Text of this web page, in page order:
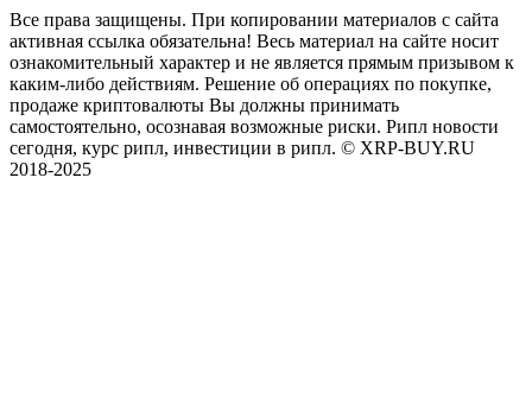
Все права защищены. При копировании материалов с сайта
активная ссылка обязательна! Весь материал на сайте носит
ознакомительный характер и не является прямым призывом к
каким-либо действиям. Решение об операциях по покупке,
продаже криптовалюты Вы должны принимать
самостоятельно, осознавая возможные риски. Рипл новости
сегодня, курс рипл, инвестиции в рипл. © XRP-BUY.RU
2018-2025